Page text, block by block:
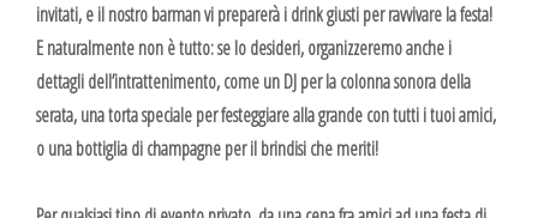
invitati, e il nostro barman vi preparerà i drink giusti per ravvivare la festa!
E naturalmente non è tutto: se lo desideri, organizzeremo anche i
dettagli dell’intrattenimento, come un DJ per la colonna sonora della
serata, una torta speciale per festeggiare alla grande con tutti i tuoi amici,
o una bottiglia di champagne per il brindisi che meriti!